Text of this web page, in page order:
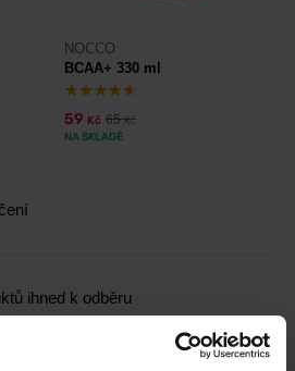
NOCCO
BCAA+ 330 ml
59 Kč 65Kč
NA SKLADĚ
ihned k odběru